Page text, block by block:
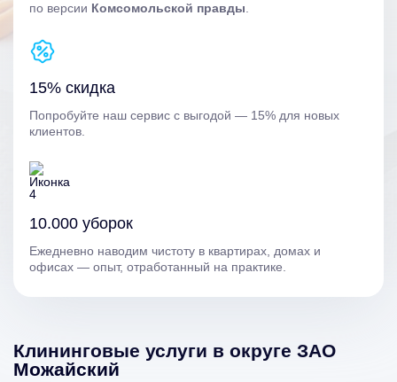
по версии Комсомольской правды
15% скидка
Попробуйте наш сервис с выгодой — 15% для новых
клиентов.
10.000 уборок
Ежедневно наводим чистоту в квартирах, домах и
офисах — опыт, отработанный на практике.
Клининговые услуги в округе ЗАО
Можайский